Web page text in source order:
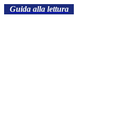
Guida alla lettura